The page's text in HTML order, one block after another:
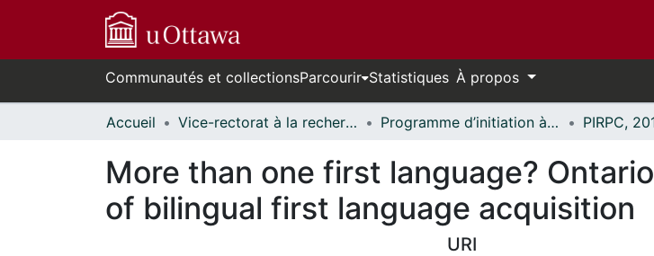
Communautés et collectionsParcourir Statistiques À propos
Accueil Vice-rectorat à la recherche // Office of the V-P, Research Programme d’initiation à la recherche au premier cycle (PIRPC) // Undergraduate Research Opportunity Program (UROP)
More than one first language?
of bilingual first language acquisition
URI